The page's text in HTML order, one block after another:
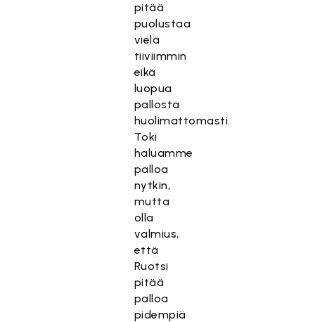
pitää
puolustaa
vielä
tiiviimmin
eikä
luopua
pallosta
huolimattomasti.
Toki
haluamme
palloa
nytkin,
mutta
olla
valmius,
että
Ruotsi
pitää
palloa
pidempiä